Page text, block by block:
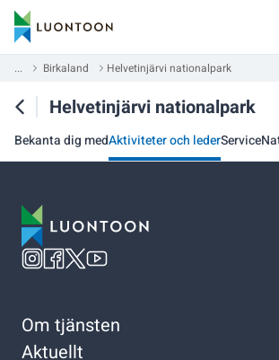
... Birkaland Helvetinjärvi nationalpark
Helvetinjärvi nationalpark
Bekanta dig medAktiviteter och lederService
Om tjänsten
Aktuellt